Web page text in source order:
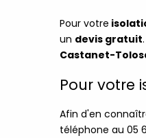
Pour votre
un devis gratuit
Castanet-
Pour votre
Afin d'en
téléphone au 05